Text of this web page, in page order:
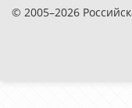
© 2005–2026